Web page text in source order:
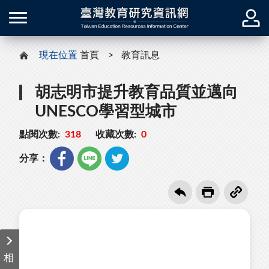
現在位置 首頁 教育訊息
胡志明市提升教育品質並邁向
UNESCO學習型城市
點閱次數: 318 收藏次數: 0
分享：
相